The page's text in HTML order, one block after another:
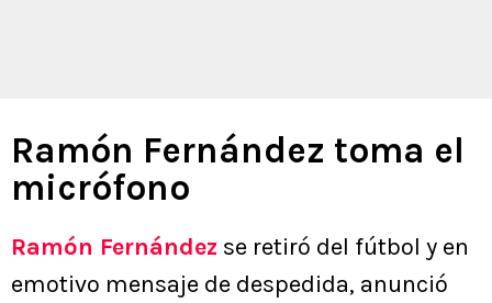
Ramón Fernández toma el
micrófono
Ramón Fernández se retiró del fútbol y en
emotivo mensaje de despedida, anunció